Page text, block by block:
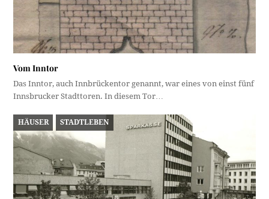
Vom Inntor
Das Inntor, auch Innbrückentor genannt, war eines von einst fünf
Innsbrucker Stadttoren. In diesem Tor…
HÄUSER STADTLEBEN